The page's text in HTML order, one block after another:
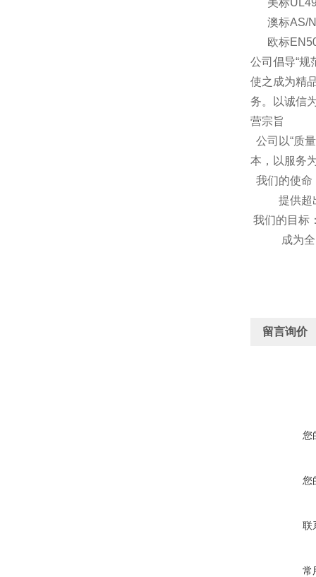
美标
澳标AS/
欧标
公司倡导“规
使之成为精
务。以诚信
营宗旨
公司以“质
本，以服务
我们的使命
提供超出
我们的目标
成为全国
留言询价
您
您
联
常